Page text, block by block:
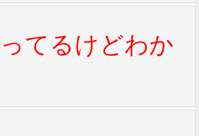
てるけどわか